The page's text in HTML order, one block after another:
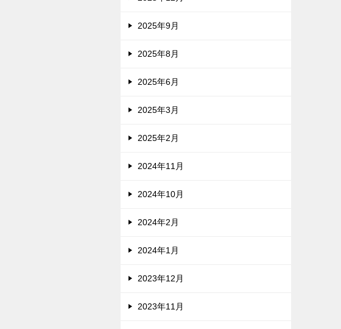
2025年9月
2025年8月
2025年6月
2025年3月
2025年2月
2024年11月
2024年10月
2024年2月
2024年1月
2023年12月
2023年11月